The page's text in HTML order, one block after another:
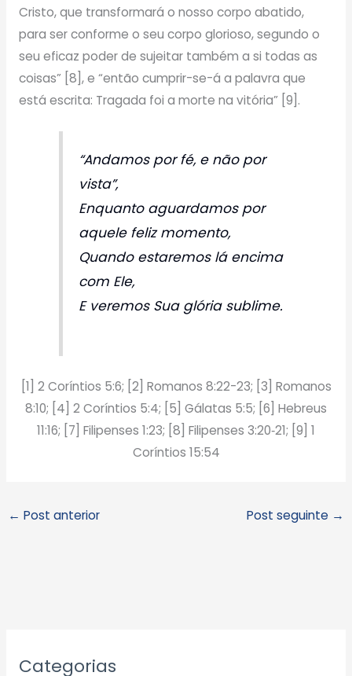
Cristo, que transformará o nosso corpo abatido,
para ser conforme o seu corpo glorioso, segundo o
seu eficaz poder de sujeitar também a si todas as
coisas” [8], e “então cumprir-se-á a palavra que
está escrita: Tragada foi a morte na vitória” [9].
“Andamos por fé, e não por
vista”,
Enquanto aguardamos por
aquele feliz momento,
Quando estaremos lá encima
com Ele,
E veremos Sua glória sublime.
[1] 2 Coríntios 5:6; [2] Romanos 8:22-23; [3] Romanos
8:10; [4] 2 Coríntios 5:4; [5] Gálatas 5:5; [6] Hebreus
11:16; [7] Filipenses 1:23; [8] Filipenses 3:20‑21; [9] 1
Coríntios 15:54
← Post anterior Post seguinte →
Categorias
r